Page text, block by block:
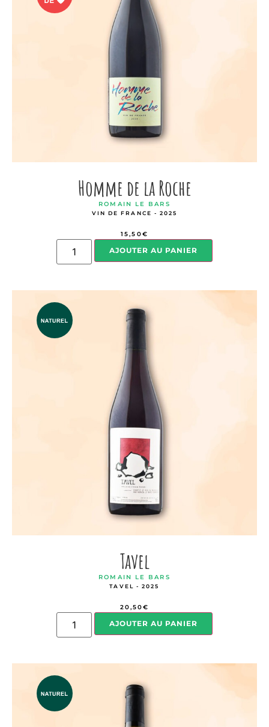
Homme de la Roche
ROMAIN LE BARS
VIN DE FRANCE - 2025
15,50€
AJOUTER AU PANIER
Tavel
ROMAIN LE BARS
TAVEL - 2025
20,50€
AJOUTER AU PANIER